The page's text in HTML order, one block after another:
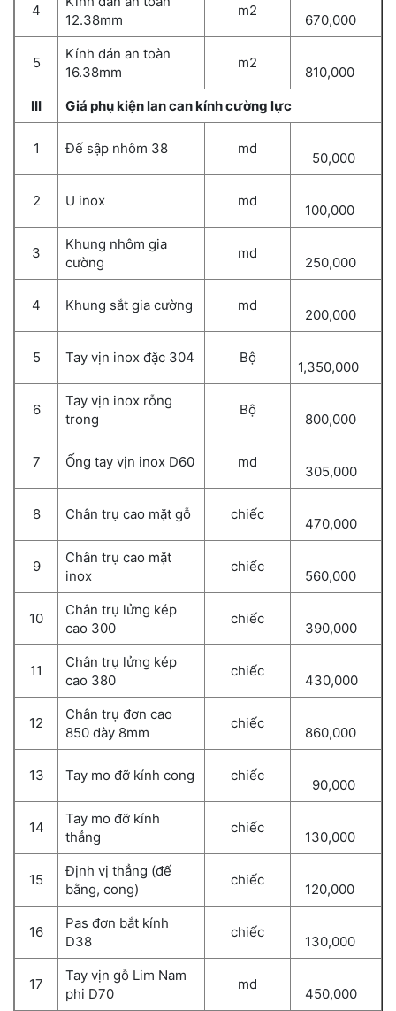
4
12.38mm
m2
670,000
5
Kính dán an toàn
16.38mm
m2
810,000
III
Giá phụ kiện lan can kính cường lực
1 Đế sập nhôm 38 md
50,000
2 U inox md
100,000
3
Khung nhôm gia
cường
md
250,000
4 Khung sắt gia cường md
200,000
5 Tay vịn inox đặc 304 Bộ
1,350,000
6
Tay vịn inox rỗng
trong
Bộ
800,000
7 Ống tay vịn inox D60 md
305,000
8 Chân trụ cao mặt gỗ chiếc
470,000
9
Chân trụ cao mặt
inox
chiếc
560,000
10
Chân trụ lửng kép
cao 300
chiếc
390,000
11
Chân trụ lửng kép
cao 380
chiếc
430,000
12
Chân trụ đơn cao
850 dày 8mm
chiếc
860,000
13 Tay mo đỡ kính cong chiếc
90,000
14
Tay mo đỡ kính
thẳng
chiếc
130,000
15
Định vị thẳng (đế
bằng, cong)
chiếc
120,000
16
Pas đơn bắt kính
D38
chiếc
130,000
17
Tay vịn gỗ Lim Nam
phi D70
md
450,000